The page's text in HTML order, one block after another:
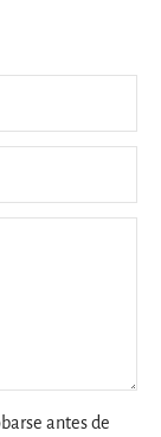
antes de